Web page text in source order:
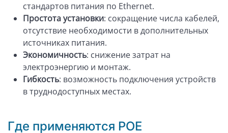
стандартов питания по Ethernet.
Простота установки: сокращение числа кабелей,
отсутствие необходимости в дополнительных
источниках питания.
Экономичность: снижение затрат на
электроэнергию и монтаж.
Гибкость: возможность подключения устройств
в труднодоступных местах.
Где применяются POE